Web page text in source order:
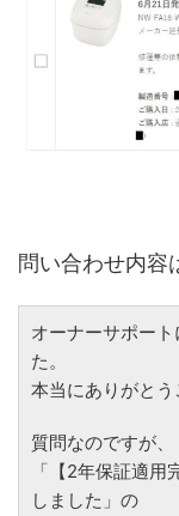
問い合わせ内容
オーナーサポー
た。
本当にありがとう
質問なのですが、
「【2年保証適
しました」の